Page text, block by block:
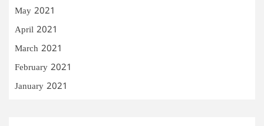
May 2021
April 2021
March 2021
February 2021
January 2021